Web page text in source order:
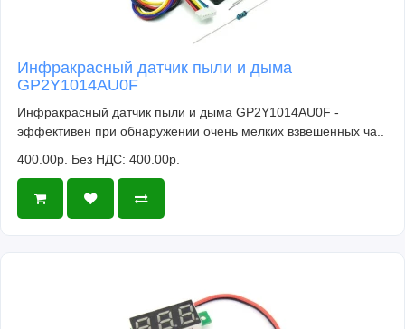
Инфракрасный датчик пыли и дыма
GP2Y1014AU0F
Инфракрасный датчик пыли и дыма GP2Y1014AU0F -
эффективен при обнаружении очень мелких взвешенных ча..
400.00р. Без НДС: 400.00р.